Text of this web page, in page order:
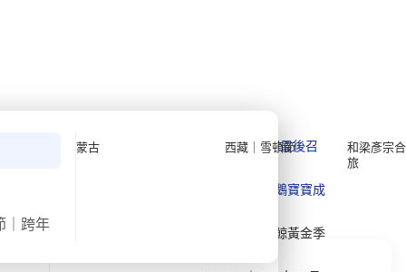
Quark 極地探險先鋒
Quark｜11月初最後召
Quark｜1月企鵝寶寶成
Quark｜3月觀鯨黃金季
和梁彥宗
旅
｜跨年
蒙古 西藏｜雪頓節
首頁 深度閱讀 南極
深度閱讀